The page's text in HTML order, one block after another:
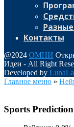
Контакты
@2024 ОМНИ
Идеи - All Right
Developed by
Главное меню »
Sports